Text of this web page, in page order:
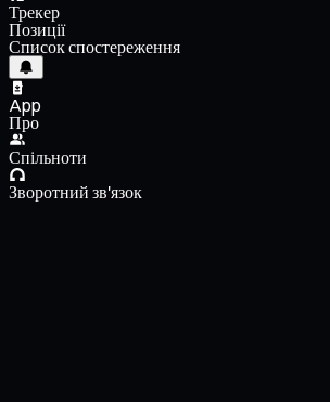
Трекер
Позиції
Список спостереження
App
Про
Спільноти
Зворотний зв'язок